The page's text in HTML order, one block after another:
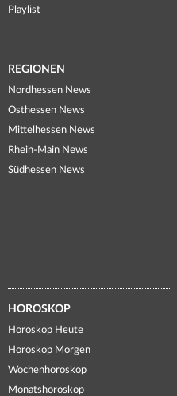
Playlist
REGIONEN
Nordhessen News
Osthessen News
Mittelhessen News
Rhein-Main News
Südhessen News
HOROSKOP
Horoskop Heute
Horoskop Morgen
Wochenhoroskop
Monatshoroskop